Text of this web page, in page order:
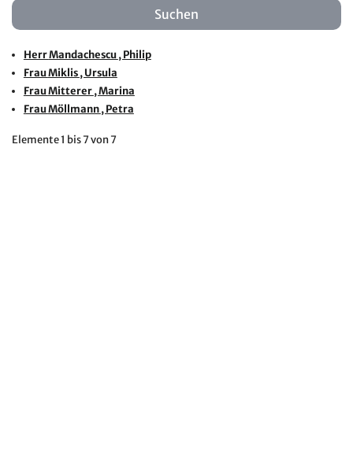
HerrMandachescu, Philip
FrauMiklis, Ursula
FrauMitterer, Marina
FrauMöllmann, Petra
Elemente1 bis 7von7